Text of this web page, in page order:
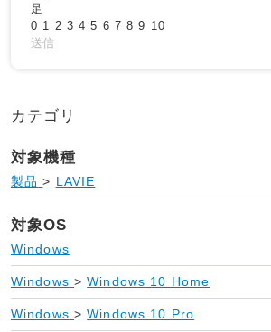
足
0 1 2 3 4 5 6 7 8 9 10
送信
カテゴリ
対象機種
製品 > LAVIE
対象OS
Windows
Windows > Windows 10 Home
Windows > Windows 10 Pro